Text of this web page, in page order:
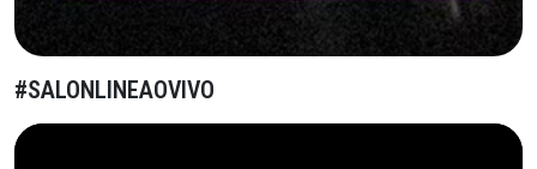
#SALONLINEAOVIVO